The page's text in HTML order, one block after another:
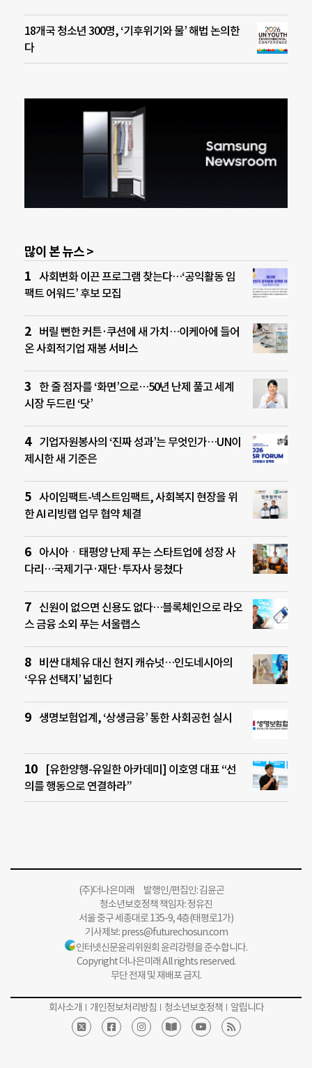
18개국 청소년 300명, ‘기후위기와 물’ 해법 논의한
다
많이 본 뉴스 >
사회변화 이끈 프로그램 찾는다…‘공익활동 임
팩트 어워드’ 후보 모집
버릴 뻔한 커튼·쿠션에 새 가치…이케아에 들어
온 사회적기업 재봉 서비스
한 줄 점자를 ‘화면’으로…50년 난제 풀고 세계
시장 두드린 ‘닷’
기업자원봉사의 ‘진짜 성과’는 무엇인가…UN이
제시한 새 기준은
사이임팩트-넥스트임팩트, 사회복지 현장을 위
한 AI 리빙랩 업무 협약 체결
아시아ㆍ태평양 난제 푸는 스타트업에 성장 사
다리…국제기구·재단·투자사 뭉쳤다
신원이 없으면 신용도 없다…블록체인으로 라오
스 금융 소외 푸는 서울랩스
비싼 대체유 대신 현지 캐슈넛…인도네시아의
‘우유 선택지’ 넓힌다
생명보험업계, ‘상생금융’ 통한 사회공헌 실시
[유한양행-유일한 아카데미] 이호영 대표 “선
의를 행동으로 연결하라”
(주)더나은미래 발행인/편집인: 김윤곤
청소년보호정책 책임자: 정유진
서울 중구 세종대로 135-9, 4층(태평로1가)
기사제보:press@futurechosun.com
인터넷신문윤리위원회 윤리강령을 준수합니다.
Copyright 더나은미래 All rights reserved.
무단 전재 및 재배포 금지.
회사소개 개인정보처리방침 청소년보호정책 알립니다